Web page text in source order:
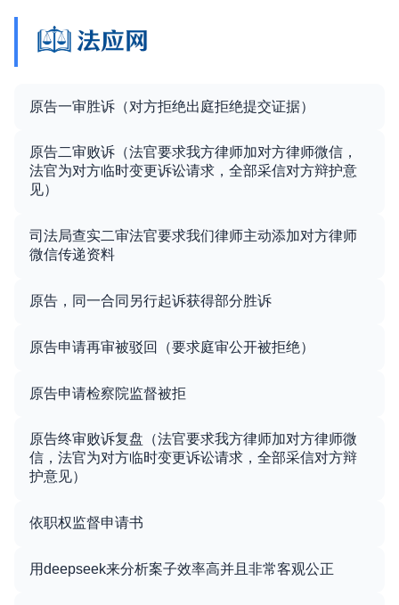
原告一审胜诉（对方拒绝出庭拒绝提交证据）
原告二审败诉（法官要求我方律师加对方律师微信，
法官为对方临时变更诉讼请求，全部采信对方辩护意
见）
司法局查实二审法官要求我们律师主动添加对方律师
微信传递资料
原告，同一合同另行起诉获得部分胜诉
原告申请再审被驳回（要求庭审公开被拒绝）
原告申请检察院监督被拒
原告终审败诉复盘（法官要求我方律师加对方律师微
信，法官为对方临时变更诉讼请求，全部采信对方辩
护意见）
依职权监督申请书
用deepseek来分析案子效率高并且非常客观公正